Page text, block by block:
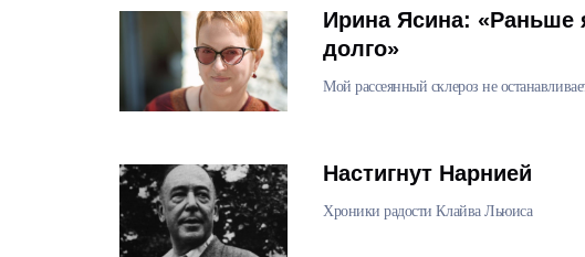
Ирина Ясина: «Раньше
долго»
Мой рассеянный склероз не
Настигнут Нарнией
Хроники радости Клайва Льюиса